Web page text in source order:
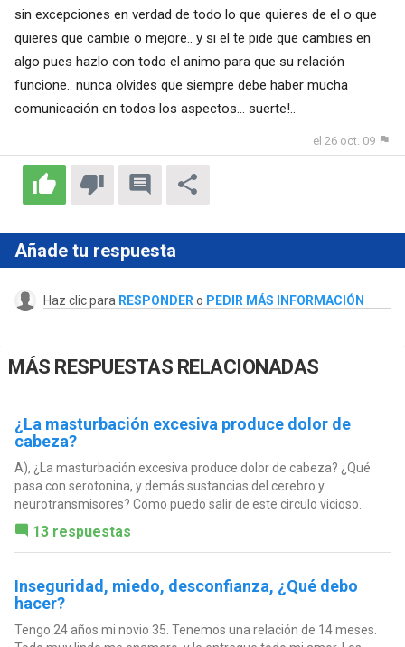
sin excepciones en verdad de todo lo que quieres de el o que
quieres que cambie o mejore.. y si el te pide que cambies en
algo pues hazlo con todo el animo para que su relación
funcione.. nunca olvides que siempre debe haber mucha
comunicación en todos los aspectos... suerte!..
el 26 oct. 09
Añade tu respuesta
Haz clic para RESPONDER o PEDIR MÁS INFORMACIÓN
MÁS RESPUESTAS RELACIONADAS
¿La masturbación excesiva produce dolor de
cabeza?
A), ¿La masturbación excesiva produce dolor de cabeza? ¿Qué
pasa con serotonina, y demás sustancias del cerebro y
neurotransmisores? Como puedo salir de este circulo vicioso.
13 respuestas
Inseguridad, miedo, desconfianza, ¿Qué debo
hacer?
Tengo 24 años mi novio 35. Tenemos una relación de 14 meses.